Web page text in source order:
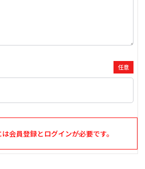
任意
会員登録とログインが必要です。